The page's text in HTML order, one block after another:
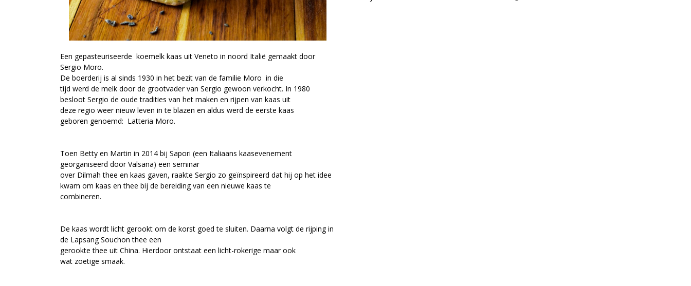
Een gepasteuriseerde koemelk kaas uit Veneto in noord Italië gemaakt door
Sergio Moro.
De boerderij is al sinds 1930 in het bezit van de familie Moro in die
tijd werd de melk door de grootvader van Sergio gewoon verkocht. In 1980
besloot Sergio de oude tradities van het maken en rijpen van kaas uit
deze regio weer nieuw leven in te blazen en aldus werd de eerste kaas
geboren genoemd: Latteria Moro.
Toen Betty en Martin in 2014 bij Sapori (een Italiaans kaasevenement
georganiseerd door Valsana) een seminar
over Dilmah thee en kaas gaven, raakte Sergio zo geïnspireerd dat hij op het idee
kwam om kaas en thee bij de bereiding van een nieuwe kaas te
combineren.
De kaas wordt licht gerookt om de korst goed te sluiten. Daarna volgt de rijping in
de Lapsang Souchon thee een
gerookte thee uit China. Hierdoor ontstaat een licht-rokerige maar ook
wat zoetige smaak.